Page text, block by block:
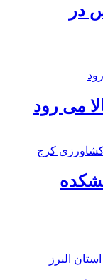
در
می رود